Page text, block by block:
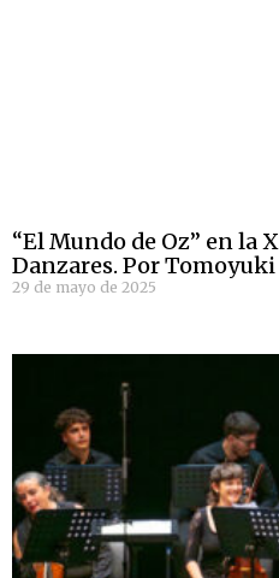
“El Mundo de Oz” en la
Danzares. Por
29 de mayo de 2025